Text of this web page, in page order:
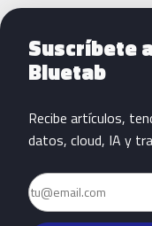
Siguientes
Suscríbete
Bluetab
Recibe artículos,
datos, cloud, IA y
Email